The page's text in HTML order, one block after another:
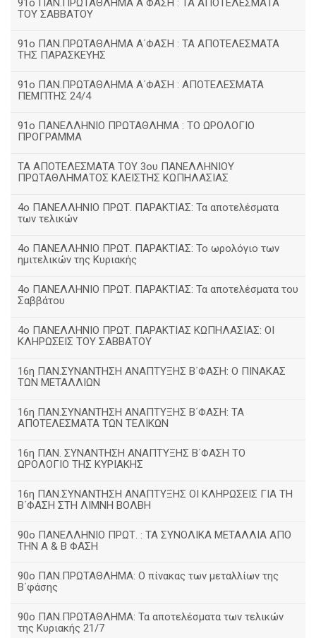
91ο ΠΑΝ.ΠΡΩΤΑΘΛΗΜΑ Α΄ΦΑΣΗ : ΤΑ ΑΠΟΤΕΛΕΣΜΑΤΑ
ΤΟΥ ΣΑΒΒΑΤΟΥ
91ο ΠΑΝ.ΠΡΩΤΑΘΛΗΜΑ Α΄ΦΑΣΗ : ΤΑ ΑΠΟΤΕΛΕΣΜΑΤΑ
ΤΗΣ ΠΑΡΑΣΚΕΥΗΣ
91ο ΠΑΝ.ΠΡΩΤΑΘΛΗΜΑ Α΄ΦΑΣΗ : ΑΠΟΤΕΛΕΣΜΑΤΑ
ΠΕΜΠΤΗΣ 24/4
91ο ΠΑΝΕΛΛΗΝΙΟ ΠΡΩΤΑΘΛΗΜΑ : ΤΟ ΩΡΟΛΟΓΙΟ
ΠΡΟΓΡΑΜΜΑ
ΤΑ ΑΠΟΤΕΛΕΣΜΑΤΑ ΤΟΥ 3ου ΠΑΝΕΛΛΗΝΙΟΥ
ΠΡΩΤΑΘΛΗΜΑΤΟΣ ΚΛΕΙΣΤΗΣ ΚΩΠΗΛΑΣΙΑΣ
4ο ΠΑΝΕΛΛΗΝΙΟ ΠΡΩΤ. ΠΑΡΑΚΤΙΑΣ: Τα αποτελέσματα
των τελικών
4ο ΠΑΝΕΛΛΗΝΙΟ ΠΡΩΤ. ΠΑΡΑΚΤΙΑΣ: Το ωρολόγιο των
ημιτελικών της Κυριακής
4ο ΠΑΝΕΛΛΗΝΙΟ ΠΡΩΤ. ΠΑΡΑΚΤΙΑΣ: Τα αποτελέσματα του
Σαββάτου
4ο ΠΑΝΕΛΛΗΝΙΟ ΠΡΩΤ. ΠΑΡΑΚΤΙΑΣ ΚΩΠΗΛΑΣΙΑΣ: ΟΙ
ΚΛΗΡΩΣΕΙΣ ΤΟΥ ΣΑΒΒΑΤΟΥ
16η ΠΑΝ.ΣΥΝΑΝΤΗΣΗ ΑΝΑΠΤΥΞΗΣ Β΄ΦΑΣΗ: Ο ΠΙΝΑΚΑΣ
ΤΩΝ ΜΕΤΑΛΛΙΩΝ
16η ΠΑΝ.ΣΥΝΑΝΤΗΣΗ ΑΝΑΠΤΥΞΗΣ Β΄ΦΑΣΗ: ΤΑ
ΑΠΟΤΕΛΕΣΜΑΤΑ ΤΩΝ ΤΕΛΙΚΩΝ
16η ΠΑΝ. ΣΥΝΑΝΤΗΣΗ ΑΝΑΠΤΥΞΗΣ Β΄ΦΑΣΗ ΤΟ
ΩΡΟΛΟΓΙΟ ΤΗΣ ΚΥΡΙΑΚΗΣ
16η ΠΑΝ.ΣΥΝΑΝΤΗΣΗ ΑΝΑΠΤΥΞΗΣ ΟΙ ΚΛΗΡΩΣΕΙΣ ΓΙΑ ΤΗ
Β΄ΦΑΣΗ ΣΤΗ ΛΙΜΝΗ ΒΟΛΒΗ
90ο ΠΑΝΕΛΛΗΝΙΟ ΠΡΩΤ. : ΤΑ ΣΥΝΟΛΙΚΑ ΜΕΤΑΛΛΙΑ ΑΠΟ
ΤΗΝ Α & Β ΦΑΣΗ
90ο ΠΑΝ.ΠΡΩΤΑΘΛΗΜΑ: Ο πίνακας των μεταλλίων της
Β΄φάσης
90ο ΠΑΝ.ΠΡΩΤΑΘΛΗΜΑ: Τα αποτελέσματα των τελικών
της Κυριακής 21/7